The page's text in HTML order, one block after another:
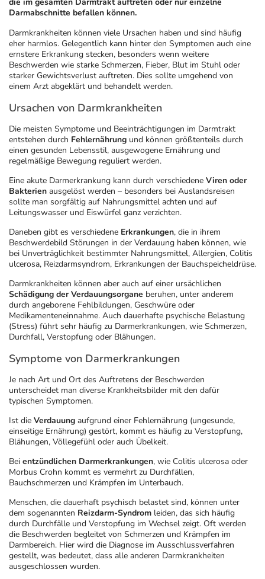
Diabetes
Körperpflege & Kosmetik
Liebe & Erotik
Mutter & Kind
Nahrungsergänzung
Natur & Homöopathie
Sanitätshaus
Sport & Fitness
Tierapotheke
Vitamine & Mineralstoffe
Aktuelle Coupons 7
Summer SALE
Reiseapotheke
Insektenschutz
Sonnenpflege
Sommerpflege für Haar und Kopfhaut
Täglich gut versorgt
Kontakt
Ratgeber
Beliebte Beiträge
E-Rezept einlösen
E-Rezept App
Avene & Ducray Deals
Eucerin Deals
Evolsin Deals
Frontline & Frontpro Deals
Nattermann Deals
R(h)ein Nutrition Deals
Refluthin, Lasea & Carmenthin Deals
Salus Deals
Darmabschnitte befallen können.
Darmkrankheiten können viele Ursachen haben und sind häufig
eher harmlos. Gelegentlich kann hinter den Symptomen auch eine
ernstere Erkrankung stecken, besonders wenn weitere
Beschwerden wie starke Schmerzen, Fieber, Blut im Stuhl oder
starker Gewichtsverlust auftreten. Dies sollte umgehend von
einem Arzt abgeklärt und behandelt werden.
Ursachen von Darmkrankheiten
Die meisten Symptome und Beeinträchtigungen im Darmtrakt
entstehen durch Fehlernährung und können größtenteils durch
einen gesunden Lebensstil, ausgewogene Ernährung und
regelmäßige Bewegung reguliert werden.
Eine akute Darmerkrankung kann durch verschiedene Viren oder
Bakterien ausgelöst werden – besonders bei Auslandsreisen
sollte man sorgfältig auf Nahrungsmittel achten und auf
Leitungswasser und Eiswürfel ganz verzichten.
Daneben gibt es verschiedene Erkrankungen, die in ihrem
Beschwerdebild Störungen in der Verdauung haben können, wie
bei Unverträglichkeit bestimmter Nahrungsmittel, Allergien, Colitis
ulcerosa, Reizdarmsyndrom, Erkrankungen der Bauchspeicheldrüse.
Darmkrankheiten können aber auch auf einer ursächlichen
Schädigung der Verdauungsorgane beruhen, unter anderem
durch angeborene Fehlbildungen, Geschwüre oder
Medikamenteneinnahme. Auch dauerhafte psychische Belastung
(Stress) führt sehr häufig zu Darmerkrankungen, wie Schmerzen,
Durchfall, Verstopfung oder Blähungen.
Symptome von Darmerkrankungen
Je nach Art und Ort des Auftretens der Beschwerden
unterscheidet man diverse Krankheitsbilder mit den dafür
typischen Symptomen.
Ist die Verdauung aufgrund einer Fehlernährung (ungesunde,
einseitige Ernährung) gestört, kommt es häufig zu Verstopfung,
Blähungen, Völlegefühl oder auch Übelkeit.
Bei entzündlichen Darmerkrankungen, wie Colitis ulcerosa oder
Morbus Crohn kommt es vermehrt zu Durchfällen,
Bauchschmerzen und Krämpfen im Unterbauch.
Menschen, die dauerhaft psychisch belastet sind, können unter
dem sogenannten Reizdarm-Syndrom leiden, das sich häufig
durch Durchfälle und Verstopfung im Wechsel zeigt. Oft werden
die Beschwerden begleitet von Schmerzen und Krämpfen im
Darmbereich. Hier wird die Diagnose im Ausschlussverfahren
gestellt, was bedeutet, dass alle anderen Darmkrankheiten
ausgeschlossen wurden.